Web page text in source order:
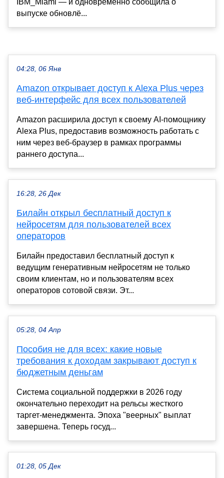
IBM_Miami — и одновременно сообщила о
выпуске обновлё...
04:28, 06 Янв
Amazon открывает доступ к Alexa Plus через
веб-интерфейс для всех пользователей
Amazon расширила доступ к своему AI-помощнику
Alexa Plus, предоставив возможность работать с
ним через веб-браузер в рамках программы
раннего доступа...
16:28, 26 Дек
Билайн открыл бесплатный доступ к
нейросетям для пользователей всех
операторов
Билайн предоставил бесплатный доступ к
ведущим генеративным нейросетям не только
своим клиентам, но и пользователям всех
операторов сотовой связи. Эт...
05:28, 04 Апр
Пособия не для всех: какие новые
требования к доходам закрывают доступ к
бюджетным деньгам
Система социальной поддержки в 2026 году
окончательно переходит на рельсы жесткого
таргет-менеджмента. Эпоха "веерных" выплат
завершена. Теперь госуд...
01:28, 05 Дек